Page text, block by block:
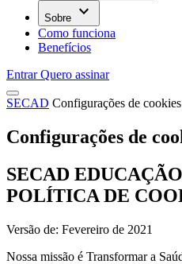
Sobre keyboard_arrow_down
Como funciona
Benefícios
EntrarQuero assinar
SECAD Configurações de cookies
Configurações de
SECAD
POLÍTICA DE
Versão de: Fevereiro de 2021
Nossa missão é Transformar a